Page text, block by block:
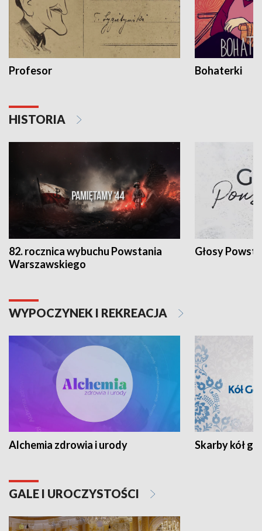
Profesor Bohaterki
HISTORIA
82. rocznica wybuchu Powstania
Warszawskiego
Głosy
WYPOCZYNEK I REKREACJA
Alchemia zdrowia i urody Skarby kół
GALE I UROCZYSTOŚCI